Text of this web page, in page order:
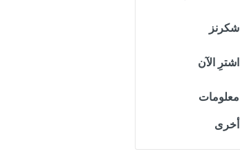
شكرنز
اشترِ الآن
معلومات
أخرى